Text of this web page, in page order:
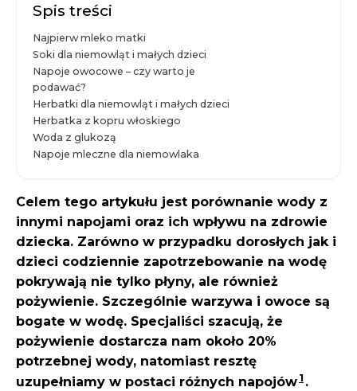
Spis treści
Najpierw mleko matki
Soki dla niemowląt i małych dzieci
Napoje owocowe – czy warto je
podawać?
Herbatki dla niemowląt i małych dzieci
Herbatka z kopru włoskiego
Woda z glukozą
Napoje mleczne dla niemowlaka
Celem tego artykułu jest porównanie wody z
innymi napojami oraz ich wpływu na zdrowie
dziecka. Zarówno w przypadku dorosłych jak i
dzieci codziennie zapotrzebowanie na wodę
pokrywają nie tylko płyny, ale również
pożywienie. Szczególnie warzywa i owoce są
bogate w wodę. Specjaliści szacują, że
pożywienie dostarcza nam około 20%
potrzebnej wody, natomiast resztę
uzupełniamy w postaci różnych napojów1.